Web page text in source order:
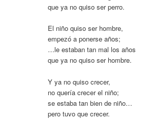
que ya no quiso ser perro.
El niño quiso ser hombre,
empezó a ponerse años;
…le estaban tan mal los años
que ya no quiso ser hombre.
Y ya no quiso crecer,
no quería crecer el niño;
se estaba tan bien de niño…
pero tuvo que crecer.